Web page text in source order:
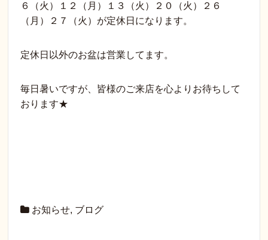
６（火）１２（月）１３（火）２０（火）２６
（月）２７（火）が定休日になります。
定休日以外のお盆は営業してます。
毎日暑いですが、皆様のご来店を心よりお待ちして
おります★
お知らせ, ブログ